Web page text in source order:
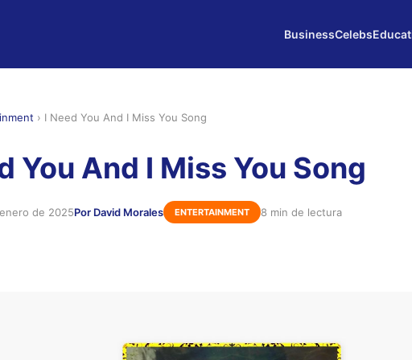
BusinessCelebs
› I Need You And I Miss You Song
You And I Miss You Song
de 2025Por David Morales ENTERTAINMENT 8 min de lectura